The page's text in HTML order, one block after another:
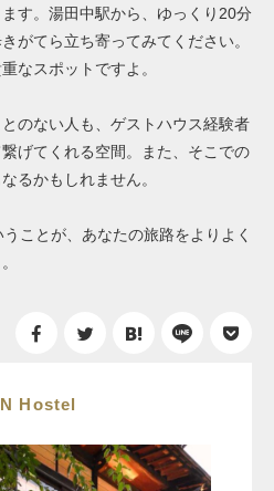
す。湯田中駅から、ゆっくり20分
がてら立ち寄ってみてください。
なスポットですよ。
のない人も、ゲストハウス経験者
げてくれる空間。また、そこでの
るかもしれません。
ことが、あなたの旅路をよりよく
Hostel